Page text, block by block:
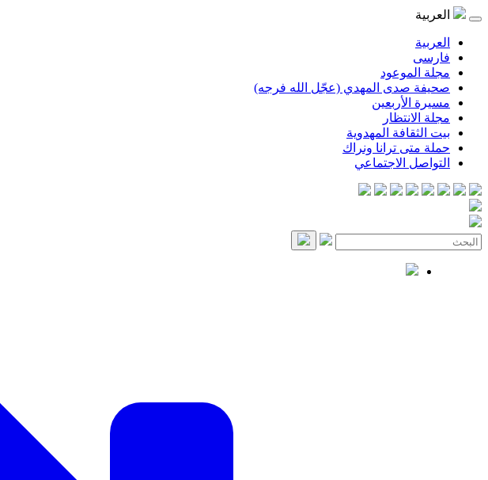
العربية
العربية
فارسی
مجلة الموعود
صحيفة صدى المهدي (عجّل الله فرجه)
مسيرة الأربعين
مجلة الانتظار
بيت الثقافة المهدوية
حملة متى ترانا ونراك
التواصل الاجتماعي